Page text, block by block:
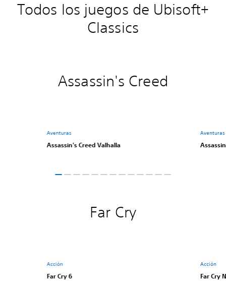
Todos los juegos de Ubisoft+
Classics
Assassin's Creed
Aventuras
Assassin's Creed Valhalla
Aventuras
Far Cry
Acción
Far Cry 6
Acción
Far Cry